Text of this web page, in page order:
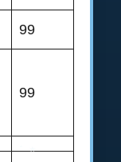
99
99